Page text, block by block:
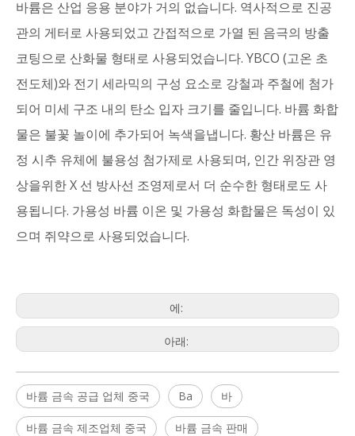
바륨은 산업 응용 분야가 거의 없습니다. 역사적으로 진공
관의 게터로 사용되었고 간접적으로 가열 된 음극의 방출
코팅으로 산화물 형태로 사용되었습니다. YBCO (고온 초
전도체)와 전기 세라믹의 구성 요소로 강철과 주철에 첨가
되어 미세 구조 내의 탄소 입자 크기를 줄입니다. 바륨 화합
물은 불꽃 놀이에 추가되어 녹색을냅니다. 황산 바륨은 유
정 시추 유체에 불용성 첨가제로 사용되며, 인간 위장관 영
상을위한 X 선 방사선 조영제로서 더 순수한 형태로도 사
용됩니다. 가용성 바륨 이온 및 가용성 화합물은 독성이 있
으며 쥐약으로 사용되었습니다.
에:
아래:
바륨 금속 공급 업체 중국 Ba 바
바륨 금속 제조업체 중국 바륨 금속 판매